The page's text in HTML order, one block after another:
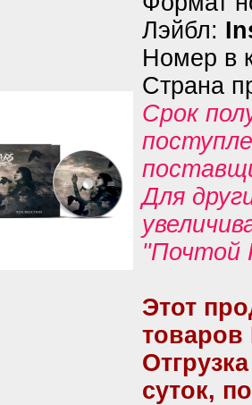
Лэйбл:
Номер в
Страна
Срок
Для
"Почтой
Этот
товаров
суток,